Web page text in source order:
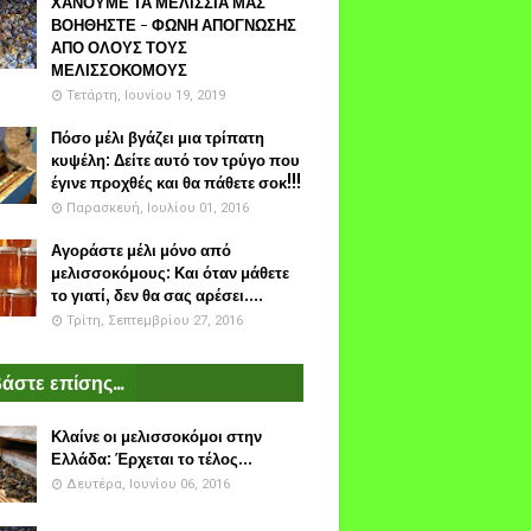
ΒΟΗΘΗΣΤΕ - ΦΩΝΗ ΑΠΟΓΝΩΣΗΣ
ΑΠΟ ΟΛΟΥΣ ΤΟΥΣ
ΜΕΛΙΣΣΟΚΟΜΟΥΣ
Τετάρτη, Ιουνίου 19, 2019
Πόσο μέλι βγάζει μια τρίπατη
κυψέλη: Δείτε αυτό τον τρύγο που
έγινε προχθές και θα πάθετε σοκ!!!
Παρασκευή, Ιουλίου 01, 2016
Αγοράστε μέλι μόνο από
μελισσοκόμους: Και όταν μάθετε
το γιατί, δεν θα σας αρέσει....
Τρίτη, Σεπτεμβρίου 27, 2016
επίσης...
Κλαίνε οι μελισσοκόμοι στην
Ελλάδα: Έρχεται το τέλος...
Δευτέρα, Ιουνίου 06, 2016